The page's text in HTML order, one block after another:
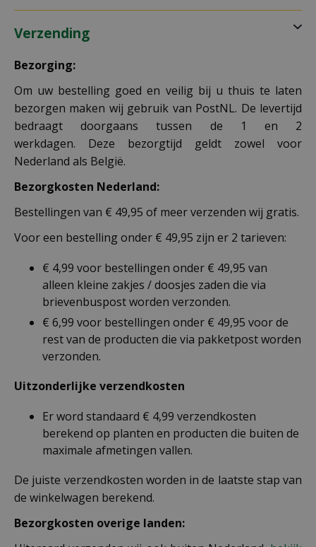
Verzending
Bezorging:
Om uw bestelling goed en veilig bij u thuis te laten
bezorgen maken wij gebruik van PostNL. De levertijd
bedraagt doorgaans tussen de 1 en 2
werkdagen. Deze bezorgtijd geldt zowel voor
Nederland als België.
Bezorgkosten Nederland:
Bestellingen van € 49,95 of meer verzenden wij gratis.
Voor een bestelling onder € 49,95 zijn er 2 tarieven:
€ 4,99 voor bestellingen onder € 49,95 van
alleen kleine zakjes / doosjes zaden die via
brievenbuspost worden verzonden.
€ 6,99 voor bestellingen onder € 49,95 voor de
rest van de producten die via pakketpost worden
verzonden.
Uitzonderlijke verzendkosten
Er word standaard € 4,99 verzendkosten
berekend op planten en producten die buiten de
maximale afmetingen vallen.
De juiste verzendkosten worden in de laatste stap van
de winkelwagen berekend.
Bezorgkosten overige landen: